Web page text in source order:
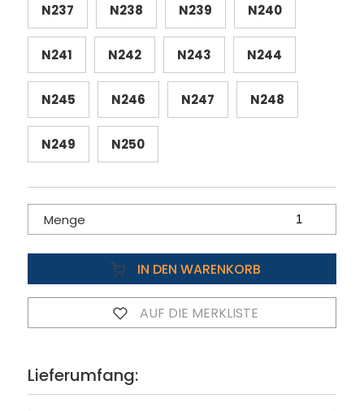
N237 N238 N239 N240
N241 N242 N243 N244
N245 N246 N247 N248
N249 N250
Menge
IN DEN WARENKORB
AUF DIE MERKLISTE
Lieferumfang: